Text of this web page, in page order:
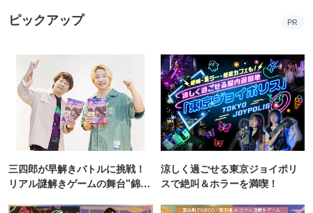
ピックアップ PR
三四郎が早解きバトルに挑戦！
リアル謎解きゲームの舞台"錦糸
涼しく過ごせる東京ジョイポリ
スで絶叫＆ホラーを満喫！